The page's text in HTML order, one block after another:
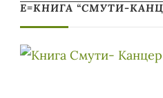
Е=КНИГА “СМУТИ-